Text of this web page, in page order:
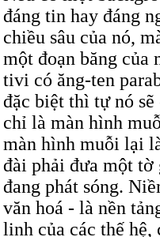
đáng tin hay đáng
chiều sâu của nó,
một đoạn băng của
tivi có ăng-ten
đặc biệt thì tự nó
chỉ là màn hình
màn hình muỗi lại
đài phải đưa một tờ
đang phát sóng.
văn hoá - là nền
linh của các thế hệ,